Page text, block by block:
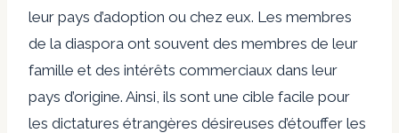
leur pays d’adoption ou chez eux. Les membres
de la diaspora ont souvent des membres de leur
famille et des intérêts commerciaux dans leur
pays d’origine. Ainsi, ils sont une cible facile pour
les dictatures étrangères désireuses d’étouffer les